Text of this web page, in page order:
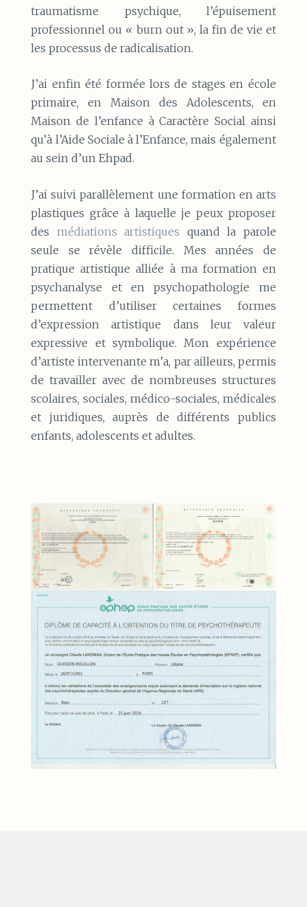
traumatisme psychique, l’épuisement
professionnel ou « burn out », la fin de vie et
les processus de radicalisation.
J’ai enfin été formée lors de stages en école
primaire, en Maison des Adolescents, en
Maison de l’enfance à Caractère Social ainsi
qu’à l’Aide Sociale à l’Enfance, mais également
au sein d’un Ehpad.
J’ai suivi parallèlement une formation en arts
plastiques grâce à laquelle je peux proposer
des médiations artistiques quand la parole
seule se révèle difficile. Mes années de
pratique artistique alliée à ma formation en
psychanalyse et en psychopathologie me
permettent d’utiliser certaines formes
d’expression artistique dans leur valeur
expressive et symbolique. Mon expérience
d’artiste intervenante m’a, par ailleurs, permis
de travailler avec de nombreuses structures
scolaires, sociales, médico-sociales, médicales
et juridiques, auprès de différents publics
enfants, adolescents et adultes.